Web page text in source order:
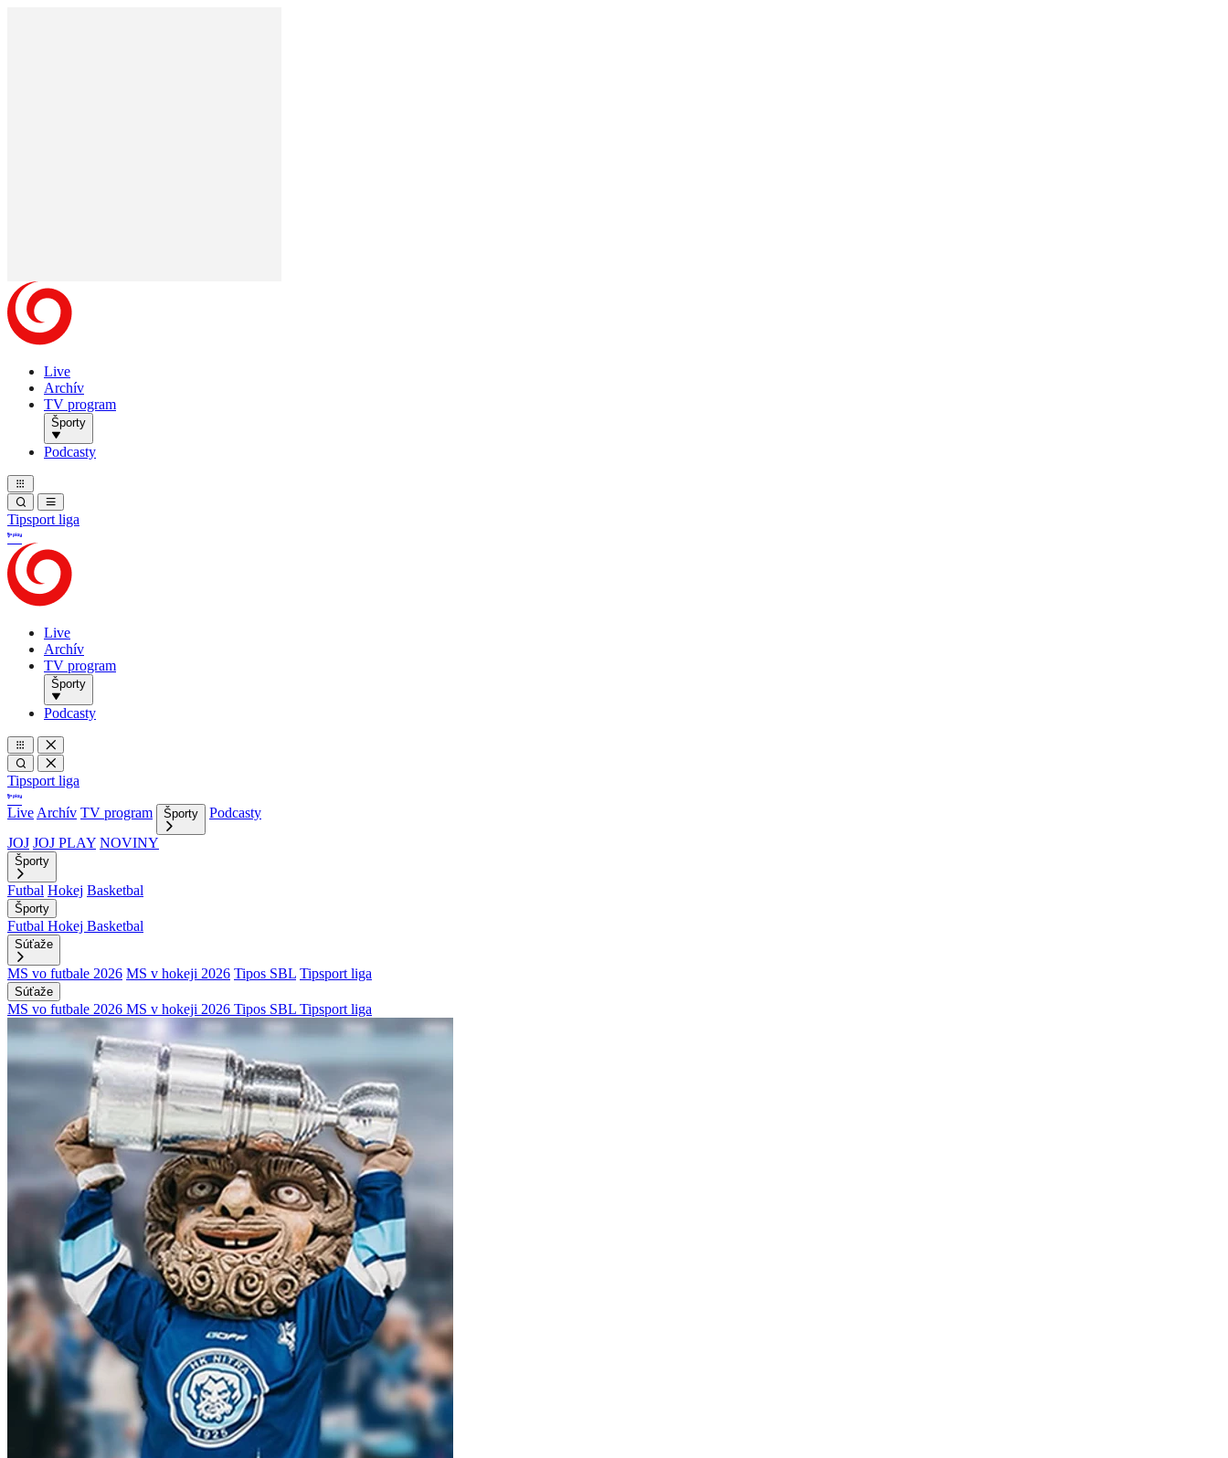
Live
Archív
TV program
Športy
Podcasty
Tipsport liga
Live
Archív
TV program
Športy
Podcasty
Tipsport liga
Live Archív TV program Športy
Podcasty
JOJ JOJ PLAY NOVINY
Športy
Futbal Hokej Basketbal
Športy
Futbal Hokej Basketbal
Súťaže
MS vo futbale 2026 MS v hokeji 2026 Tipos SBL Tipsport liga
Súťaže
MS vo futbale 2026 MS v hokeji 2026 Tipos SBL Tipsport liga